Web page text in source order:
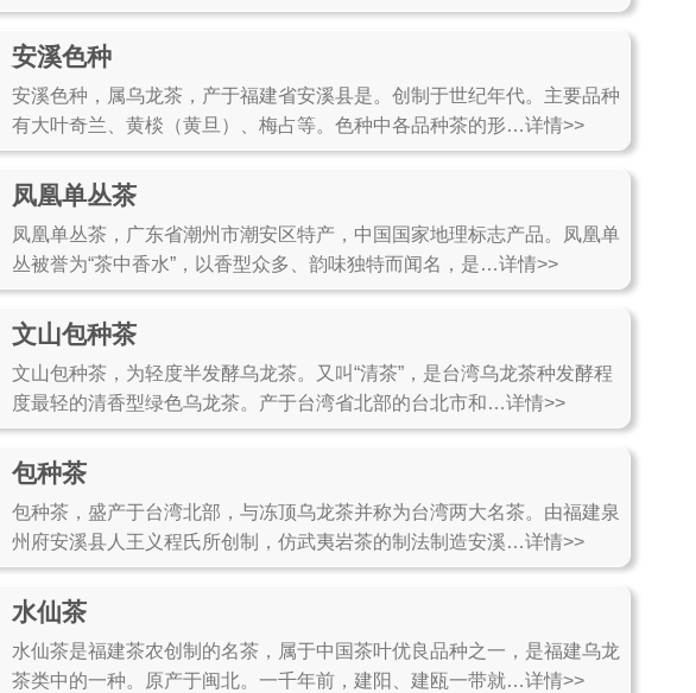
安溪色种
安溪色种，属乌龙茶，产于福建省安溪县是。创制于世纪年代。主要品种
有大叶奇兰、黄棪（黄旦）、梅占等。色种中各品种茶的形…详情>>
凤凰单丛茶
凤凰单丛茶，广东省潮州市潮安区特产，中国国家地理标志产品。凤凰单
丛被誉为“茶中香水”，以香型众多、韵味独特而闻名，是…详情>>
文山包种茶
文山包种茶，为轻度半发酵乌龙茶。又叫“清茶”，是台湾乌龙茶种发酵程
度最轻的清香型绿色乌龙茶。产于台湾省北部的台北市和…详情>>
包种茶
包种茶，盛产于台湾北部，与冻顶乌龙茶并称为台湾两大名茶。由福建泉
州府安溪县人王义程氏所创制，仿武夷岩茶的制法制造安溪…详情>>
水仙茶
水仙茶是福建茶农创制的名茶，属于中国茶叶优良品种之一，是福建乌龙
茶类中的一种。原产于闽北。一千年前，建阳、建瓯一带就…详情>>